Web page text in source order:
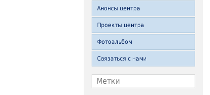
Анонсы центра
Проекты центра
Фотоальбом
Связаться с нами
Метки